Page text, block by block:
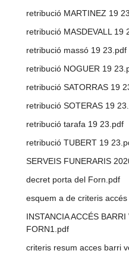
retribució MARTINEZ 19
retribució MASDEVALL 19
retribució massó 19 23.pdf
retribució NOGUER 19
retribució SATORRAS 19
retribució SOTERAS 19
retribució tarafa 19 23.pdf
retribució TUBERT 19
SERVEIS FUNERARIS
decret porta del Forn.pdf
esquem a de criteris
INSTANCIA ACCÉS BARRI
FORN1.pdf
criteris resum acces barri